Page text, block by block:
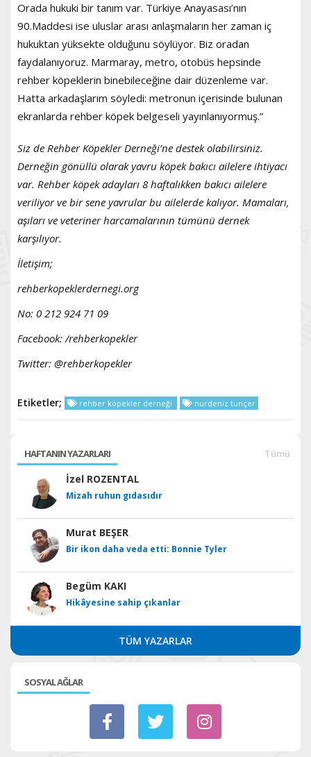
Orada hukuki bir tanım var. Türkiye Anayasası’nın
90.Maddesi ise uluslar arası anlaşmaların her zaman iç
hukuktan yüksekte olduğunu söylüyor. Biz oradan
faydalanıyoruz. Marmaray, metro, otobüs hepsinde
rehber köpeklerin binebileceğine dair düzenleme var.
Hatta arkadaşlarım söyledi: metronun içerisinde bulunan
ekranlarda rehber köpek belgeseli yayınlanıyormuş.”
Siz de Rehber Köpekler Derneği’ne destek olabilirsiniz.
Derneğin gönüllü olarak yavru köpek bakıcı ailelere ihtiyacı
var. Rehber köpek adayları 8 haftalıkken bakıcı ailelere
veriliyor ve bir sene yavrular bu ailelerde kalıyor. Mamaları,
aşıları ve veteriner harcamalarının tümünü dernek
karşılıyor.
İletişim;
rehberkopeklerdernegi.org
No: 0 212 924 71 09
Facebook: /rehberkopekler
Twitter: @rehberkopekler
Etiketler; rehber köpekler derneği nurdeniz tunçer
HAFTANIN YAZARLARI Tümü
İzel ROZENTAL
Mizah ruhun gıdasıdır
Murat BEŞER
Bir ikon daha veda etti: Bonnie Tyler
Begüm KAKI
Hikâyesine sahip çıkanlar
TÜM YAZARLAR
SOSYAL AĞLAR